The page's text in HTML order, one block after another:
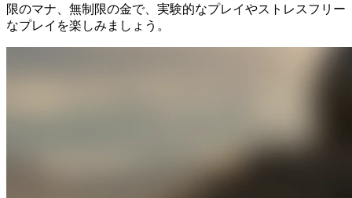
限のマナ、無制限の金で、実験的なプレイやストレスフリー
なプレイを楽しみましょう。